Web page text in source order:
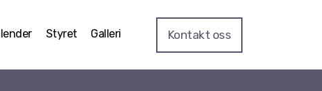
Styret Galleri Kontakt oss